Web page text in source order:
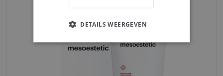
DETAILS WEERGEVEN